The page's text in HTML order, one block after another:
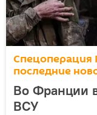
Спецоперация
последние
Во Франции
ВСУ